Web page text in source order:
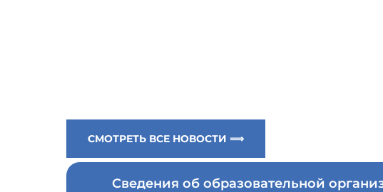
СМОТРЕТЬ ВСЕ НОВОСТИ ⟹
Сведения об образовательной